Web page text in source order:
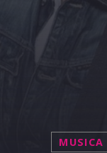
MUSICA